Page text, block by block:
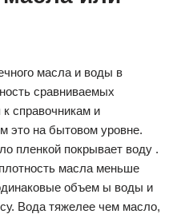
масла и воды в
сравниваемых
справочникам и
это на бытовом уровне.
пленкой покрывает воду .
масла меньше
объем ы воды и
Вода тяжелее чем масло,